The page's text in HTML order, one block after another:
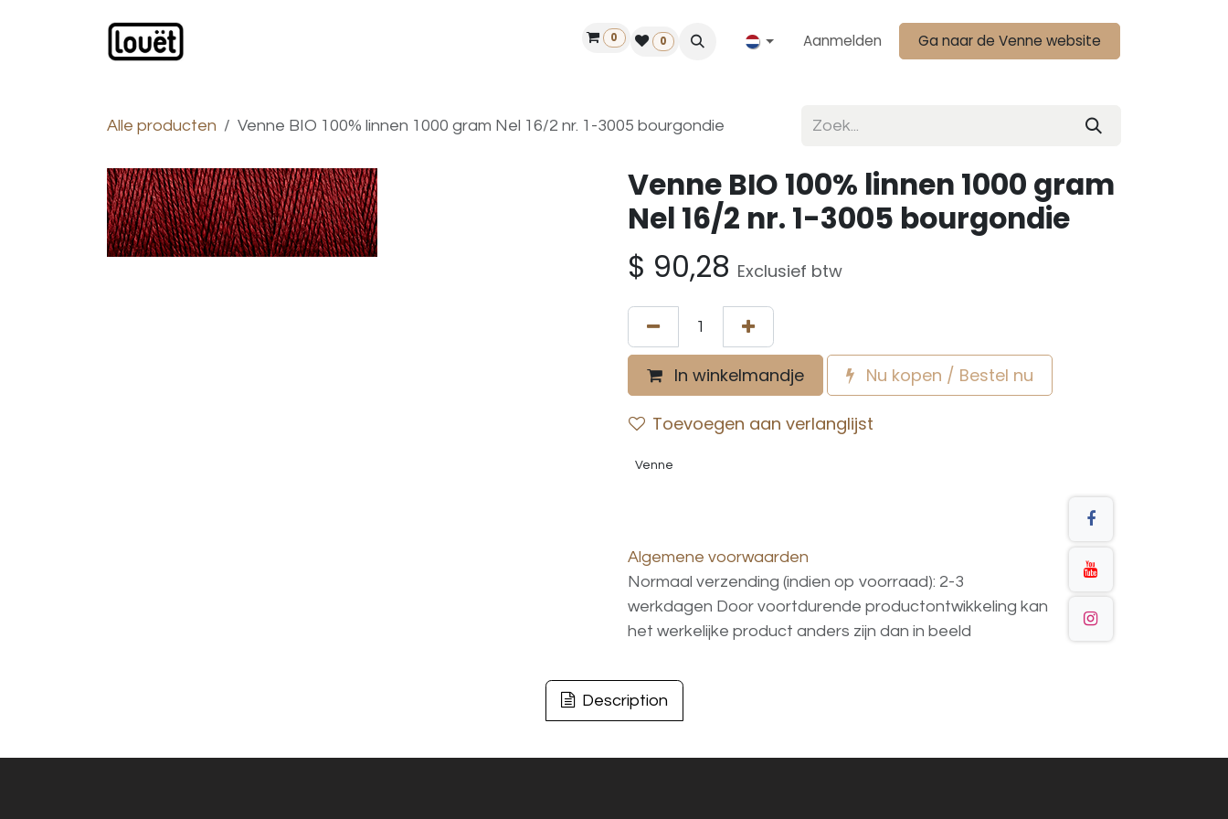
Vind een dealer
0 0 Aanmelden Ga naar de Venne website
Alle producten Venne BIO 100% linnen 1000 gram Nel 16/2 nr. 1-3005 bourgondie
Venne BIO 100% linnen 1000 gram
Nel 16/2 nr. 1-3005 bourgondie
$ 90,28 Exclusief btw
In winkelmandje Nu kopen / Bestel nu
Toevoegen aan verlanglijst
Venne
Algemene voorwaarden
Normaal verzending (indien op voorraad): 2-3
werkdagen Door voortdurende productontwikkeling kan
het werkelijke product anders zijn dan in beeld
Description